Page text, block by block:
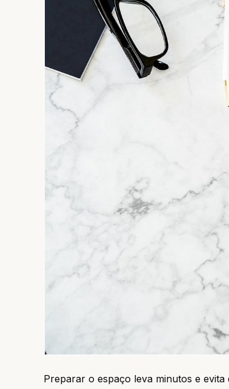
Preparar o espaço leva minutos e